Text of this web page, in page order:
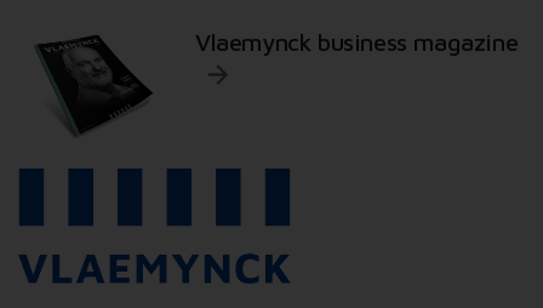
Vlaemynck business magazine